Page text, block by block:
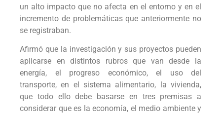
un alto impacto que no afecta en el entorno y en el
incremento de problemáticas que anteriormente no
se registraban.
Afirmó que la investigación y sus proyectos pueden
aplicarse en distintos rubros que van desde la
energía, el progreso económico, el uso del
transporte, en el sistema alimentario, la vivienda,
que todo ello debe basarse en tres premisas a
considerar que es la economía, el medio ambiente y